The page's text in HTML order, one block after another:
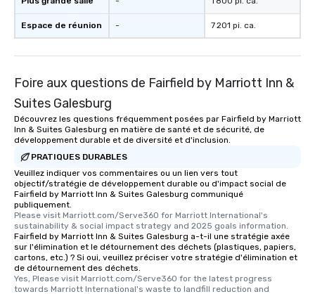
Espace de réunion - 7 201 pi. ca.
Foire aux questions de Fairfield by Marriott Inn &
Suites Galesburg
Découvrez les questions fréquemment posées par Fairfield by Marriott
Inn & Suites Galesburg en matière de santé et de sécurité, de
développement durable et de diversité et d'inclusion.
PRATIQUES DURABLES
Veuillez indiquer vos commentaires ou un lien vers tout
objectif/stratégie de développement durable ou d'impact social de
Fairfield by Marriott Inn & Suites Galesburg communiqué
publiquement.
Please visit Marriott.com/Serve360 for Marriott International's
sustainability & social impact strategy and 2025 goals information.
Fairfield by Marriott Inn & Suites Galesburg a-t-il une stratégie axée
sur l'élimination et le détournement des déchets (plastiques, papiers,
cartons, etc.) ? Si oui, veuillez préciser votre stratégie d'élimination et
de détournement des déchets.
Yes, Please visit Marriott.com/Serve360 for the latest progress
towards Marriott International's waste to landfill reduction and